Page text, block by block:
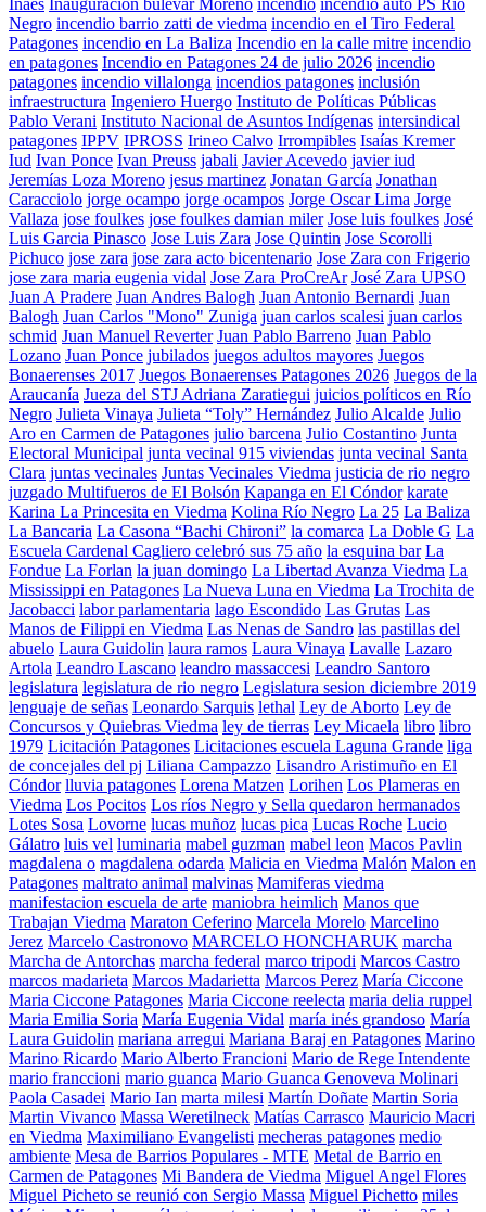
Inaes Inauguración bulevar Moreno incendio incendio auto PS Río
Negro incendio barrio zatti de viedma incendio en el Tiro Federal
Patagones incendio en La Baliza Incendio en la calle mitre incendio
en patagones Incendio en Patagones 24 de julio 2026 incendio
patagones incendio villalonga incendios patagones inclusión
infraestructura Ingeniero Huergo Instituto de Políticas Públicas
Pablo Verani Instituto Nacional de Asuntos Indígenas intersindical
patagones IPPV IPROSS Irineo Calvo Irrompibles Isaías Kremer
Iud Ivan Ponce Ivan Preuss jabali Javier Acevedo javier iud
Jeremías Loza Moreno jesus martinez Jonatan García Jonathan
Caracciolo jorge ocampo jorge ocampos Jorge Oscar Lima Jorge
Vallaza jose foulkes jose foulkes damian miler Jose luis foulkes José
Luis Garcia Pinasco Jose Luis Zara Jose Quintin Jose Scorolli
Pichuco jose zara jose zara acto bicentenario Jose Zara con Frigerio
jose zara maria eugenia vidal Jose Zara ProCreAr José Zara UPSO
Juan A Pradere Juan Andres Balogh Juan Antonio Bernardi Juan
Balogh Juan Carlos "Mono" Zuniga juan carlos scalesi juan carlos
schmid Juan Manuel Reverter Juan Pablo Barreno Juan Pablo
Lozano Juan Ponce jubilados juegos adultos mayores Juegos
Bonaerenses 2017 Juegos Bonaerenses Patagones 2026 Juegos de la
Araucanía Jueza del STJ Adriana Zaratiegui juicios políticos en Río
Negro Julieta Vinaya Julieta “Toly” Hernández Julio Alcalde Julio
Aro en Carmen de Patagones julio barcena Julio Costantino Junta
Electoral Municipal junta vecinal 915 viviendas junta vecinal Santa
Clara juntas vecinales Juntas Vecinales Viedma justicia de rio negro
juzgado Multifueros de El Bolsón Kapanga en El Cóndor karate
Karina La Princesita en Viedma Kolina Río Negro La 25 La Baliza
La Bancaria La Casona “Bachi Chironi” la comarca La Doble G La
Escuela Cardenal Cagliero celebró sus 75 año la esquina bar La
Fondue La Forlan la juan domingo La Libertad Avanza Viedma La
Mississippi en Patagones La Nueva Luna en Viedma La Trochita de
Jacobacci labor parlamentaria lago Escondido Las Grutas Las
Manos de Filippi en Viedma Las Nenas de Sandro las pastillas del
abuelo Laura Guidolin laura ramos Laura Vinaya Lavalle Lazaro
Artola Leandro Lascano leandro massaccesi Leandro Santoro
legislatura legislatura de rio negro Legislatura sesion diciembre 2019
lenguaje de señas Leonardo Sarquis lethal Ley de Aborto Ley de
Concursos y Quiebras Viedma ley de tierras Ley Micaela libro libro
1979 Licitación Patagones Licitaciones escuela Laguna Grande liga
de concejales del pj Liliana Campazzo Lisandro Aristimuño en El
Cóndor lluvia patagones Lorena Matzen Lorihen Los Plameras en
Viedma Los Pocitos Los ríos Negro y Sella quedaron hermanados
Lotes Sosa Lovorne lucas muñoz lucas pica Lucas Roche Lucio
Gálatro luis vel luminaria mabel guzman mabel leon Macos Pavlin
magdalena o magdalena odarda Malicia en Viedma Malón Malon en
Patagones maltrato animal malvinas Mamiferas viedma
manifestacion escuela de arte maniobra heimlich Manos que
Trabajan Viedma Maraton Ceferino Marcela Morelo Marcelino
Jerez Marcelo Castronovo MARCELO HONCHARUK marcha
Marcha de Antorchas marcha federal marco tripodi Marcos Castro
marcos madarieta Marcos Madarietta Marcos Perez María Ciccone
Maria Ciccone Patagones Maria Ciccone reelecta maria delia ruppel
Maria Emilia Soria María Eugenia Vidal maría inés grandoso María
Laura Guidolin mariana arregui Mariana Baraj en Patagones Marino
Marino Ricardo Mario Alberto Francioni Mario de Rege Intendente
mario franccioni mario guanca Mario Guanca Genoveva Molinari
Paola Casadei Mario Ian marta milesi Martín Doñate Martin Soria
Martin Vivanco Massa Weretilneck Matías Carrasco Mauricio Macri
en Viedma Maximiliano Evangelisti mecheras patagones medio
ambiente Mesa de Barrios Populares - MTE Metal de Barrio en
Carmen de Patagones Mi Bandera de Viedma Miguel Angel Flores
Miguel Picheto se reunió con Sergio Massa Miguel Pichetto miles